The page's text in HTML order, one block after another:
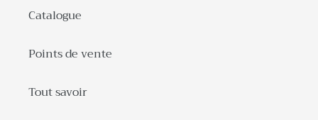
Catalogue
Points de vente
Tout savoir